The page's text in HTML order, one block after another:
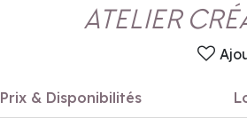
ATELIER
Prix & Disponibilités